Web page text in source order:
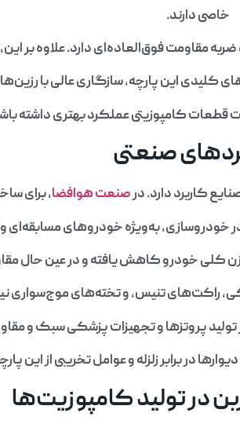
خاصی دارند.
مقاومت فوق‌العاده‌ای دارد. علاوه بر این،
کلیدی این پارچه، سازگاری عالی با
قطعات کامپوزیتی عملکرد بهتری داشته
صنعتی
کاربرد دارد. درصنعت هوافضا، برای
خودروسازی، به‌ویژه خودروهای
کلی خودرو کاهش یافته و در عین حال
راکت‌های تنیس، و تخته‌های موج‌سواری
پروتزها و تجهیزات پزشکی سبک و
در برابر زلزله و عوامل تخریبی از این
در تولید کامپوزیت‌ها